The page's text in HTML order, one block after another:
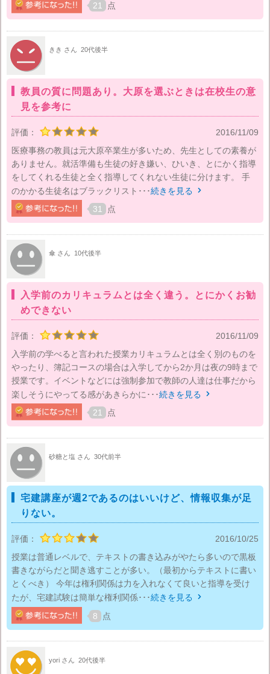
21 点
きき さん 20代後半
教員の質に問題あり。大原を選ぶときは在校生の意
見を参考に
評価：
2016/11/09
医療事務の教員は元大原卒業生が多いため、先生としての素養が
ありません。就活準備も生徒の好き嫌い、ひいき、とにかく指導
をしてくれる生徒と全く指導してくれない生徒に分けます。 手
のかかる生徒名はブラックリスト･･･続きを見る 
31 点
傘 さん 10代後半
入学前のカリキュラムとは全く違う。とにかくお勧
めできない
評価：
2016/11/09
入学前の学べると言われた授業カリキュラムとは全く別のものを
やったり、簿記コースの場合は入学してから2か月は夜の9時まで
授業です。イベントなどには強制参加で教師の人達は仕事だから
楽しそうにやってる感があきらかに･･･続きを見る 
21 点
砂糖と塩 さん 30代前半
宅建講座が週2であるのはいいけど、情報収集が足
りない。
評価：
2016/10/25
授業は普通レベルで、テキストの書き込みがやたら多いので黒板
書きながらだと聞き逃すことが多い。（最初からテキストに書い
とくべき） 今年は権利関係は力を入れなくて良いと指導を受け
たが、宅建試験は簡単な権利関係･･･続きを見る 
8 点
yori さん 20代後半